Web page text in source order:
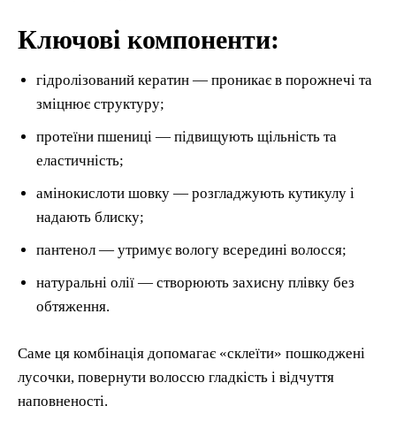
Ключові компоненти:
гідролізований кератин — проникає в порожнечі та
зміцнює структуру;
протеїни пшениці — підвищують щільність та
еластичність;
амінокислоти шовку — розгладжують кутикулу і
надають блиску;
пантенол — утримує вологу всередині волосся;
натуральні олії — створюють захисну плівку без
обтяження.
Саме ця комбінація допомагає «склеїти» пошкоджені
лусочки, повернути волоссю гладкість і відчуття
наповненості.